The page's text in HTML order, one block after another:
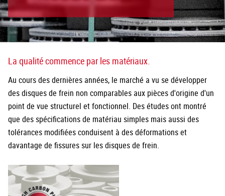
La qualité commence par les matériaux.
Au cours des dernières années, le marché a vu se développer
des disques de frein non comparables aux pièces d'origine d'un
point de vue structurel et fonctionnel. Des études ont montré
que des spécifications de matériau simples mais aussi des
tolérances modifiées conduisent à des déformations et
davantage de fissures sur les disques de frein.